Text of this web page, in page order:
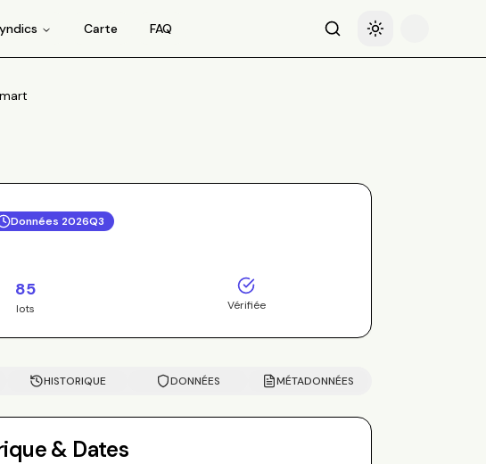
Carte FAQ RechercheBasculer le thème
Données 2026Q3
85
lots Vérifiée
HISTORIQUE DONNÉES MÉTADONNÉES
& Dates